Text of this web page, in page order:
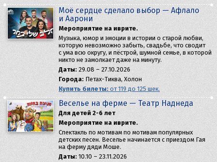
Моё сердце сделало выбор — Афлало
и Аарони
Мероприятие на иврите.
Музыка, юмор и эмоции в истории о старой любви,
которую невозможно забыть, свадьбе, что сводит
с ума всю округу, и пёстрой, шумной семье, в которой
никто не замолкает даже на минуту.
Даты: 29.08 – 27.10.2026
Города: Петах-Тиква, Холон
Купить билеты: от 119 до 125 шек.
Веселье на ферме — Театр Наднеда
Для детей 2-6 лет
Мероприятие на иврите.
Спектакль по мотивам по мотивам популярных
детских песен. Веселье начинается с приездом Гая
на ферму дяди Моше.
Даты: 10.10 – 23.11.2026